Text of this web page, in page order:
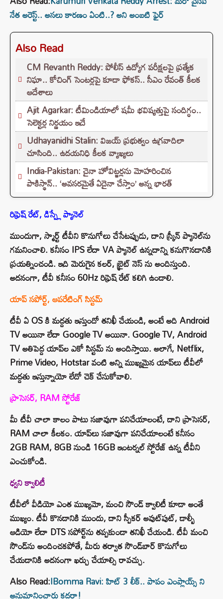
నేత అరెస్ట్.. అసలు కారణం ఏంటి..? అని అంబటి ఫైర్‌
Also Read
CM Revanth Reddy: పోలీస్ ఉద్యోగ పరీక్షలపై ప్రత్యేక
నిఘా.. కోచింగ్ సెంటర్లపై కూడా ఫోకస్.. సీఎం రేవంత్ కీలక
ఆదేశాలు
Ajit Agarkar: టీమిండియాలో షమీ భవిష్యత్తుపై సందిగ్ధం..
సెలెక్టర్ల నిర్ణయం ఇదే
Udhayanidhi Stalin: విజయ్ ప్రభుత్వం ఉగ్రవాదిలా
చూసింది.. ఉదయనిధి కీలక వ్యాఖ్యలు
India-Pakistan: చైనా హోవిట్జర్లను మోహరించిన
పాకిస్థాన్.. ‘అవసరమైతే ఏదైనా చేస్తాం’ అన్న భారత్
రిఫ్రెష్ రేట్, డిస్ప్లే ప్యానెల్
ముందుగా, స్మార్ట్ టీవీని కొనుగోలు చేసేటప్పుడు, దాని స్క్రీన్ ప్యానెల్‌ను
గమనించాలి. కనీసం IPS లేదా VA ప్యానెల్ ఉన్నదాన్ని కనుగొనడానికి
ప్రయత్నించండి. ఇది మెరుగైన కలర్, బ్రైట్ నెస్ ను అందిస్తుంది.
అదనంగా, టీవీ కనీసం 60Hz రిఫ్రెష్ రేట్ కలిగి ఉండాలి.
యాప్ సపోర్ట్, ఆపరేటింగ్ సిస్టమ్
టీవీ ఏ OS కి మద్దతు ఇస్తుందో తనిఖీ చేయండి, అంటే అది Android
TV అయినా లేదా Google TV అయినా. Google TV, Android
TV అతిపెద్ద యాప్‌ల ఎకో సిస్టమ్ ను అందిస్తాయి. అలాగే, Netflix,
Prime Video, Hotstar వంటి అన్ని ముఖ్యమైన యాప్‌లు టీవీలో
మద్దతు ఇస్తున్నాయో లేదో చెక్ చేసుకోవాలి.
ప్రాసెసర్, RAM స్టోరేజ్
మీ టీవీ చాలా కాలం పాటు సజావుగా పనిచేయాలంటే, దాని ప్రాసెసర్,
RAM చాలా కీలకం. యాప్‌లు సజావుగా పనిచేయాలంటే కనీసం
2GB RAM, 8GB నుండి 16GB ఇంటర్నల్ స్టోరేజ్ ఉన్న టీవీని
ఎంచుకోండి.
ధ్వని క్వాలిటీ
టీవీలో వీడియో ఎంత ముఖ్యమో, మంచి సౌండ్ క్వాలిటీ కూడా అంతే
ముఖ్యం. టీవీ కొనడానికి ముందు, దాని స్పీకర్ అవుట్‌పుట్, డాల్బీ
ఆడియో లేదా DTS సపోర్ట్‌ను తప్పకుండా తనిఖీ చేయండి. టీవీ మంచి
సౌండ్‌ను అందించకపోతే, మీరు తర్వాత సౌండ్‌బార్ కొనుగోలు
చేయడానికి అదనంగా ఖర్చు చేయాల్సి రావచ్చు.
Also Read:IBomma Ravi: హిట్ 3 లీక్.. పాపం ఎంప్లాయ్స్ ని
అనుమానించారు కదరా!